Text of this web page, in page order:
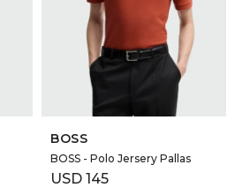
SELECCIONAR TALLE
BOSS
BOSS - Polo Jersery Pallas
USD 145